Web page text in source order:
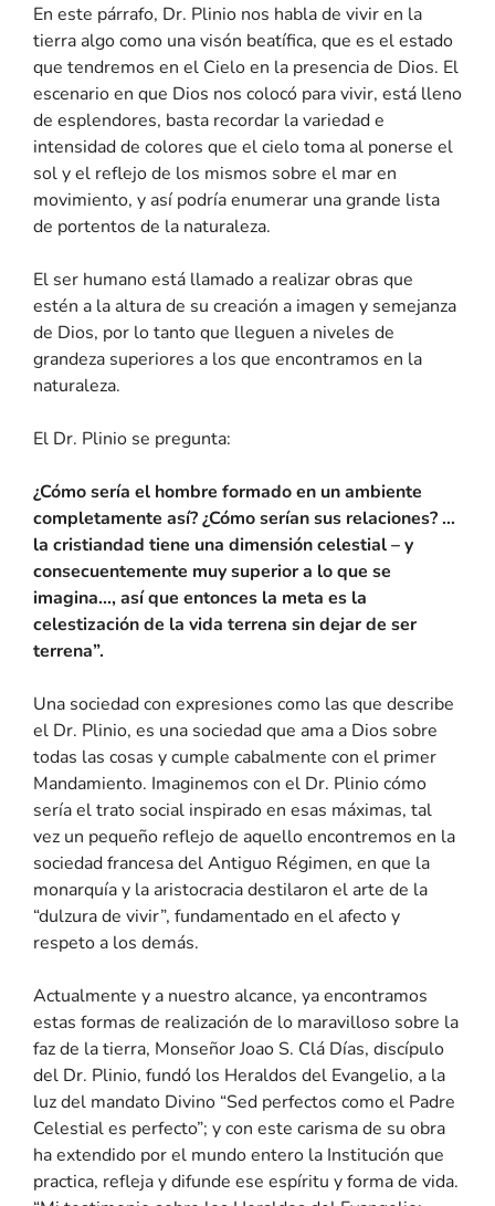
En este párrafo, Dr. Plinio nos habla de vivir en la
tierra algo como una visón beatífica, que es el estado
que tendremos en el Cielo en la presencia de Dios. El
escenario en que Dios nos colocó para vivir, está lleno
de esplendores, basta recordar la variedad e
intensidad de colores que el cielo toma al ponerse el
sol y el reflejo de los mismos sobre el mar en
movimiento, y así podría enumerar una grande lista
de portentos de la naturaleza.
El ser humano está llamado a realizar obras que
estén a la altura de su creación a imagen y semejanza
de Dios, por lo tanto que lleguen a niveles de
grandeza superiores a los que encontramos en la
naturaleza.
El Dr. Plinio se pregunta:
¿Cómo sería el hombre formado en un ambiente
completamente así? ¿Cómo serían sus relaciones? …
la cristiandad tiene una dimensión celestial – y
consecuentemente muy superior a lo que se
imagina…, así que entonces la meta es la
celestización de la vida terrena sin dejar de ser
terrena”.
Una sociedad con expresiones como las que describe
el Dr. Plinio, es una sociedad que ama a Dios sobre
todas las cosas y cumple cabalmente con el primer
Mandamiento. Imaginemos con el Dr. Plinio cómo
sería el trato social inspirado en esas máximas, tal
vez un pequeño reflejo de aquello encontremos en la
sociedad francesa del Antiguo Régimen, en que la
monarquía y la aristocracia destilaron el arte de la
“dulzura de vivir”, fundamentado en el afecto y
respeto a los demás.
Actualmente y a nuestro alcance, ya encontramos
estas formas de realización de lo maravilloso sobre la
faz de la tierra, Monseñor Joao S. Clá Días, discípulo
del Dr. Plinio, fundó los Heraldos del Evangelio, a la
luz del mandato Divino “Sed perfectos como el Padre
Celestial es perfecto”; y con este carisma de su obra
ha extendido por el mundo entero la Institución que
practica, refleja y difunde ese espíritu y forma de vida.